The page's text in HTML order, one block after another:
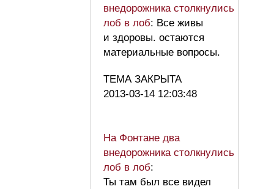
внедорожника столкнулись
лоб в лоб: Все живы
и здоровы. остаются
материальные вопросы.
ТЕМА ЗАКРЫТА
2013-03-14 12:03:48
На Фонтане два
внедорожника столкнулись
лоб в лоб:
Ты там был все видел